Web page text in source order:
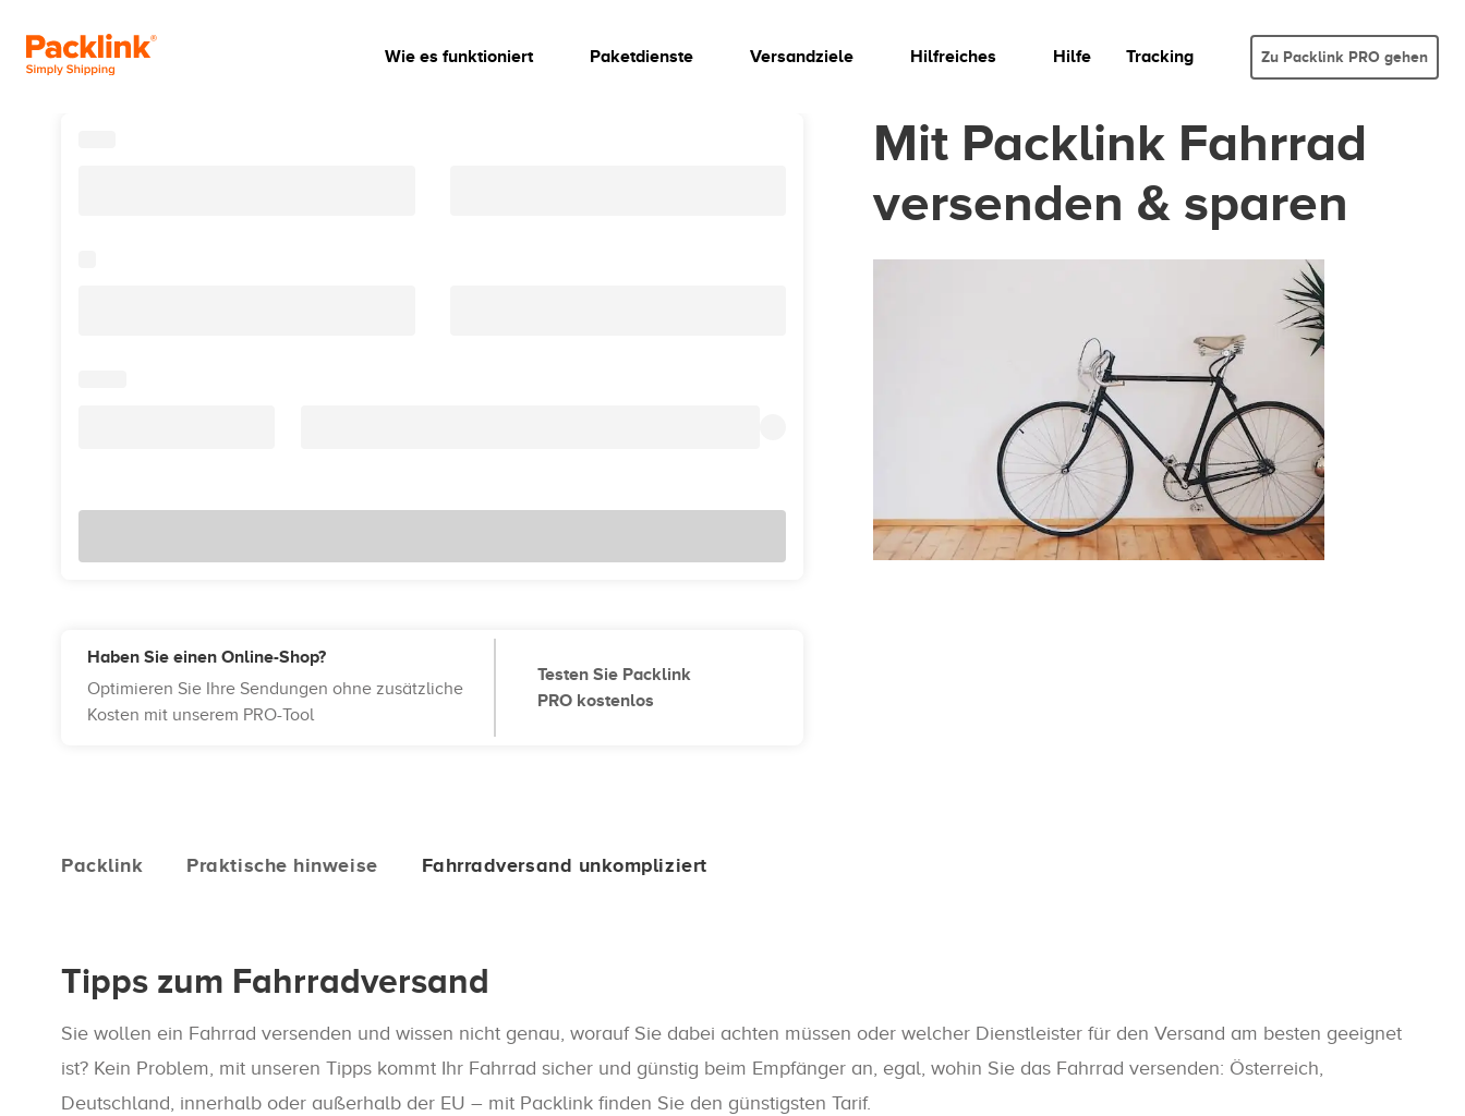
Wie es funktioniert Paketdienste Versandziele Hilfreiches Hilfe Tracking Zu Packlink PRO gehen
Mit Packlink Fahrrad
versenden & sparen
Haben Sie einen Online-Shop?
Optimieren Sie Ihre Sendungen ohne zusätzliche
Kosten mit unserem PRO-Tool
Testen Sie Packlink
PRO kostenlos
Packlink Praktische hinweise Fahrradversand unkompliziert
Tipps zum Fahrradversand
Sie wollen ein Fahrrad versenden und wissen nicht genau, worauf Sie dabei achten müssen oder welcher Dienstleister für den Versand am besten geeignet
ist? Kein Problem, mit unseren Tipps kommt Ihr Fahrrad sicher und günstig beim Empfänger an, egal, wohin Sie das Fahrrad versenden: Österreich,
Deutschland, innerhalb oder außerhalb der EU – mit Packlink finden Sie den günstigsten Tarif.